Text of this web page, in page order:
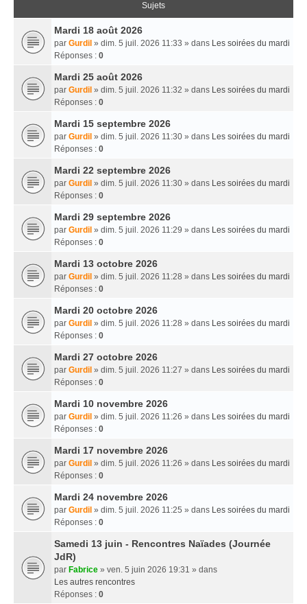
Sujets
Mardi 18 août 2026
par Gurdil » dim. 5 juil. 2026 11:33 » dans Les soirées du mardi
Réponses : 0
Mardi 25 août 2026
par Gurdil » dim. 5 juil. 2026 11:32 » dans Les soirées du mardi
Réponses : 0
Mardi 15 septembre 2026
par Gurdil » dim. 5 juil. 2026 11:30 » dans Les soirées du mardi
Réponses : 0
Mardi 22 septembre 2026
par Gurdil » dim. 5 juil. 2026 11:30 » dans Les soirées du mardi
Réponses : 0
Mardi 29 septembre 2026
par Gurdil » dim. 5 juil. 2026 11:29 » dans Les soirées du mardi
Réponses : 0
Mardi 13 octobre 2026
par Gurdil » dim. 5 juil. 2026 11:28 » dans Les soirées du mardi
Réponses : 0
Mardi 20 octobre 2026
par Gurdil » dim. 5 juil. 2026 11:28 » dans Les soirées du mardi
Réponses : 0
Mardi 27 octobre 2026
par Gurdil » dim. 5 juil. 2026 11:27 » dans Les soirées du mardi
Réponses : 0
Mardi 10 novembre 2026
par Gurdil » dim. 5 juil. 2026 11:26 » dans Les soirées du mardi
Réponses : 0
Mardi 17 novembre 2026
par Gurdil » dim. 5 juil. 2026 11:26 » dans Les soirées du mardi
Réponses : 0
Mardi 24 novembre 2026
par Gurdil » dim. 5 juil. 2026 11:25 » dans Les soirées du mardi
Réponses : 0
Samedi 13 juin - Rencontres Naïades (Journée
JdR)
par Fabrice » ven. 5 juin 2026 19:31 » dans
Les autres rencontres
Réponses : 0